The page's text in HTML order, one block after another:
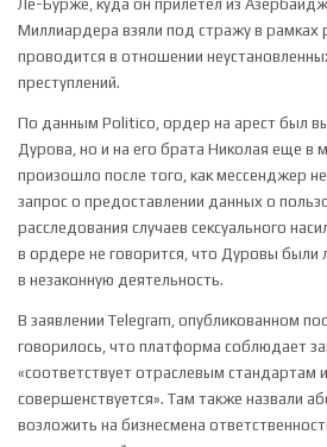
Ле-Бурже, куда он прилетел из
Миллиардера взяли под стражу в рамках
проводится в отношении
преступлений.
По данным Politico, ордер на арест был
Дурова, но и на его брата Николая еще в
произошло после того, как мессенджер
запрос о предоставлении данных о
расследования случаев сексуального
в ордере не говорится, что Дуровы были
в незаконную деятельность.
В заявлении Telegram, опубликованном
говорилось, что платформа соблюдает
«соответствует отраслевым стандартам
совершенствуется». Там также назвали
возложить на бизнесмена